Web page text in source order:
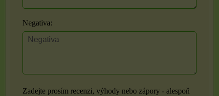
Negativa:
Zadejte prosím recenzi, výhody nebo zápory - alespoň